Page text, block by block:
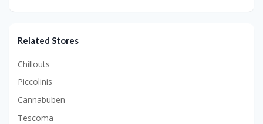
Related Stores
Chillouts
Piccolinis
Cannabuben
Tescoma